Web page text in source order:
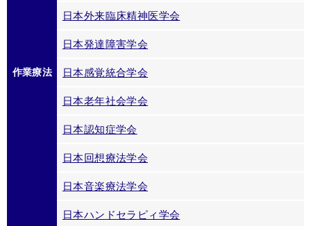
作業療法
日本外来臨床精神医学会
日本発達障害学会
日本感覚統合学会
日本老年社会学会
日本認知症学会
日本回想療法学会
日本音楽療法学会
日本ハンドセラピィ学会